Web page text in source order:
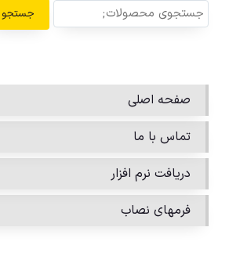
جستجو
صفحه اصلی
تماس با ما
دریافت نرم افزار
فرمهای نصاب